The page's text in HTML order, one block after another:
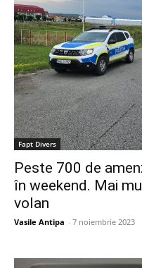
Fapt Divers
Peste 700 de
în weekend. Mai
volan
Vasile Antipa - 7 noiembrie 2023